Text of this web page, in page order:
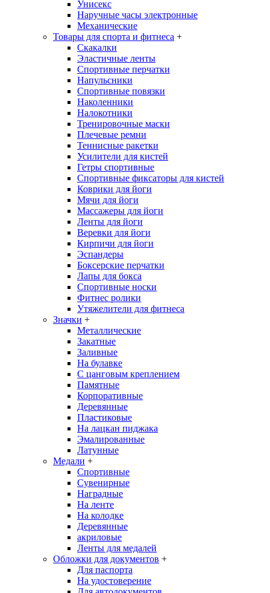
Унисекс
Наручные часы электронные
Механические
Товары для спорта и фитнеса +
Скакалки
Эластичные ленты
Спортивные перчатки
Напульсники
Спортивные повязки
Наколенники
Налокотники
Тренировочные маски
Плечевые ремни
Теннисные ракетки
Усилители для кистей
Гетры спортивные
Спортивные фиксаторы для кистей
Коврики для йоги
Мячи для йоги
Массажеры для йоги
Ленты для йоги
Веревки для йоги
Кирпичи для йоги
Эспандеры
Боксерские перчатки
Лапы для бокса
Спортивные носки
Фитнес ролики
Утяжелители для фитнеса
Значки +
Металлические
Закатные
Заливные
На булавке
С цанговым креплением
Памятные
Корпоративные
Деревянные
Пластиковые
На лацкан пиджака
Эмалированные
Латунные
Медали +
Спортивные
Сувенирные
Наградные
На ленте
На колодке
Деревянные
акриловые
Ленты для медалей
Обложки для документов +
Для паспорта
На удостоверение